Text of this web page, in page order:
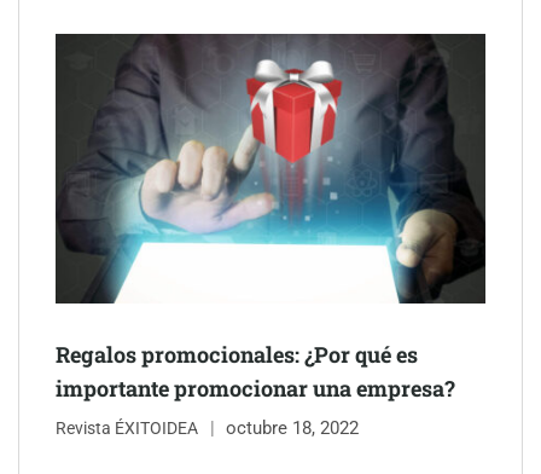
Schaeffler mejora su rentabilidad en el primer semestre de 2026
NOVA: innovación y diseño que transforman espacios de la
mano de Tormo Franquicias
Regalos promocionales: ¿Por qué es
importante promocionar una empresa?
Revista ÉXITOIDEA octubre 18, 2022